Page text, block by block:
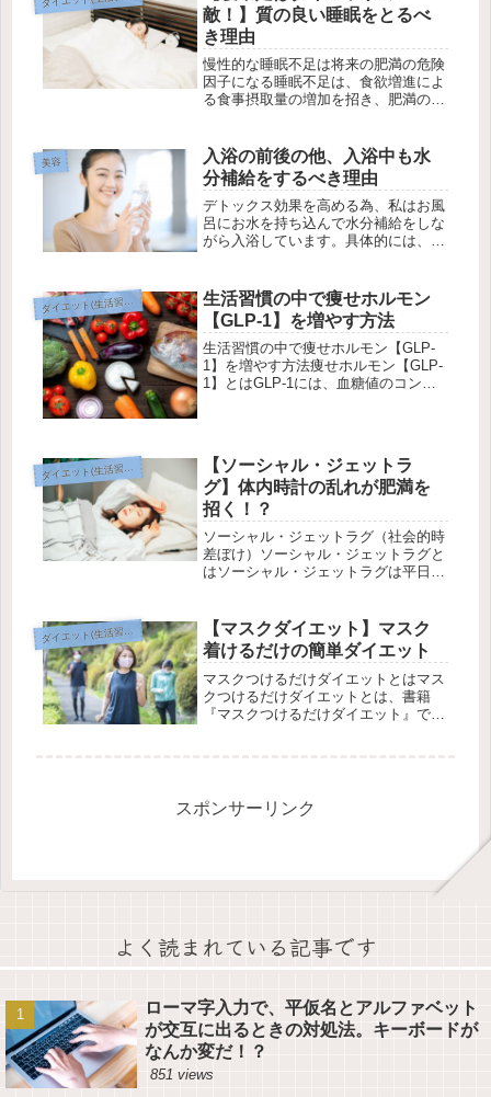
と、「いただきます」「ごちそうさ
ま」を言...
敵！】質の良い睡眠をとるべ
き理由
慢性的な睡眠不足は将来の肥満の危険
因子になる睡眠不足は、食欲増進によ
る食事摂取量の増加を招き、肥満の原
ルギーを確保しようとするためです。
また、起きている時間が長くなると、
つい...
美容
入浴の前後の他、入浴中も水
分補給をするべき理由
デトックス効果を高める為、私はお風
呂にお水を持ち込んで水分補給をしな
がら入浴しています。具体的には、発
効果を高める為、入浴前の水分補給は
しっかりと！入浴前にコップ1杯入浴
前...
ダ
イエット(生活習慣)
生活習慣の中で痩せホルモン
【GLP-1】を増やす方法
生活習慣の中で痩せホルモン【GLP-
1】を増やす方法痩せホルモン【GLP-
1】とはGLP-1には、血糖値のコント
せるためお腹がすきにく...
ダ
イエット(生活習慣)
【ソーシャル・ジェットラ
グ】体内時計の乱れが肥満を
招く！？
ソーシャル・ジェットラグ（社会的時
差ぼけ）ソーシャル・ジェットラグと
はソーシャル・ジェットラグは平日と
は、社会的時差ぼけのことです。具体
的には、週末に平日...
ダ
イエット(生活習慣)
【マスクダイエット】マスク
着けるだけの簡単ダイエット
マスクつけるだけダイエットとはマス
クつけるだけダイエットとは、書籍
『マスクつけるだけダイエット』で呼
スポンサーリンク
よく読まれている記事です
ローマ字入力で、平仮名とアルファベット
が交互に出るときの対処法。キーボードが
なんか変だ！？
851 views